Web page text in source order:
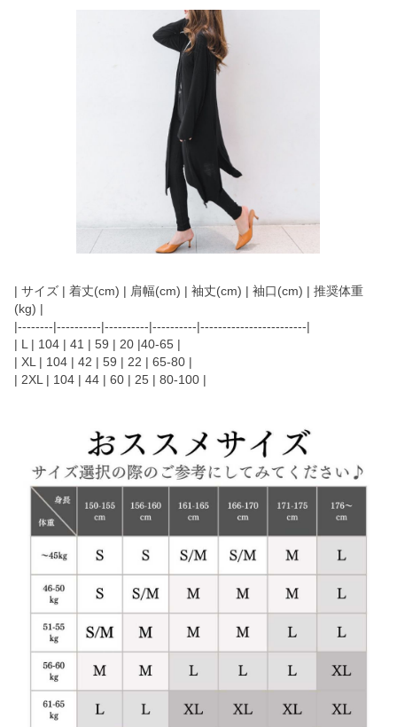
| サイズ | 着丈(cm) | 肩幅(cm) | 袖丈(cm) | 袖口(cm) | 推奨体重
(kg) |
|--------|----------|----------|----------|------------------------|
| L | 104 | 41 | 59 | 20 |40-65 |
| XL | 104 | 42 | 59 | 22 | 65-80 |
| 2XL | 104 | 44 | 60 | 25 | 80-100 |